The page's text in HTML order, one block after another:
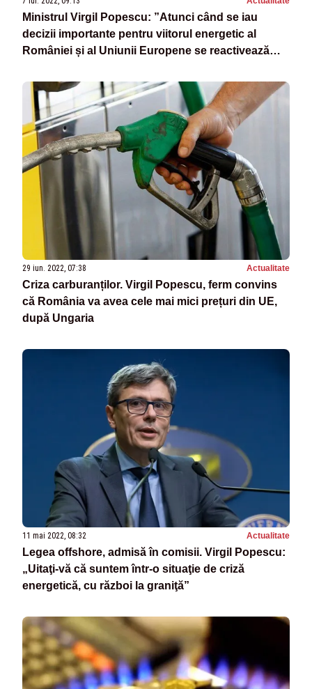
Ministrul Virgil Popescu: ”Atunci când se iau
decizii importante pentru viitorul energetic al
României și al Uniunii Europene se reactivează
29 iun. 2022, 07:38 Actualitate
Criza carburanților. Virgil Popescu, ferm convins
că România va avea cele mai mici prețuri din UE,
după Ungaria
11 mai 2022, 08:32 Actualitate
Legea offshore, admisă în comisii. Virgil Popescu:
„Uitaţi-vă că suntem într-o situaţie de criză
energetică, cu război la graniţă”